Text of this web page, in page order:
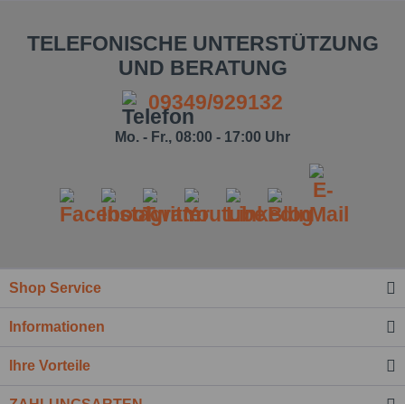
TELEFONISCHE UNTERSTÜTZUNG
UND BERATUNG
09349/929132
Mo. - Fr., 08:00 - 17:00 Uhr
Shop Service
Informationen
Ihre Vorteile